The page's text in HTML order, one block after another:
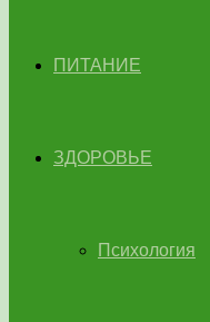
ПИТАНИЕ
ЗДОРОВЬЕ
Психология